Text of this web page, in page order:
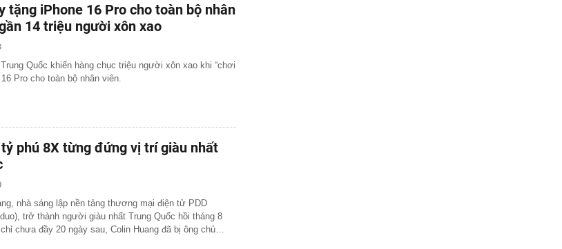
tặng iPhone 16 Pro cho toàn bộ nhân
14 triệu người xôn xao
Quốc khiến hàng chục triệu người xôn xao khi “chơi
Pro cho toàn bộ nhân viên.
phú 8X từng đứng vị trí giàu nhất
nhà sáng lập nền tảng thương mại điện tử PDD
trở thành người giàu nhất Trung Quốc hồi tháng 8
chưa đầy 20 ngày sau, Colin Huang đã bị ông chủ…